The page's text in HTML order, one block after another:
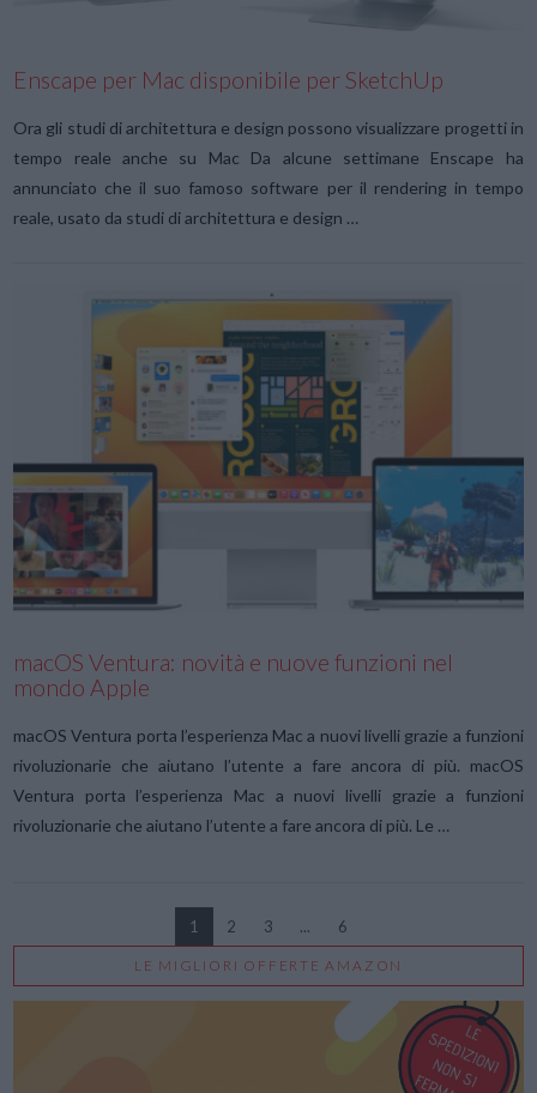
Enscape per Mac disponibile per SketchUp
Ora gli studi di architettura e design possono visualizzare progetti in
tempo reale anche su Mac Da alcune settimane Enscape ha
annunciato che il suo famoso software per il rendering in tempo
reale, usato da studi di architettura e design …
macOS Ventura: novità e nuove funzioni nel
mondo Apple
macOS Ventura porta l’esperienza Mac a nuovi livelli grazie a funzioni
rivoluzionarie che aiutano l’utente a fare ancora di più. macOS
Ventura porta l’esperienza Mac a nuovi livelli grazie a funzioni
rivoluzionarie che aiutano l’utente a fare ancora di più. Le …
1 2 3 ... 6
LE MIGLIORI OFFERTE AMAZON